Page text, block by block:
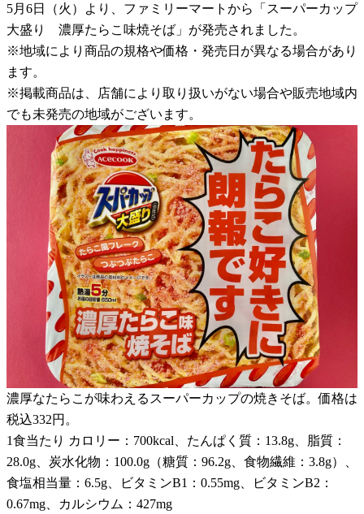
5月6日（火）より、ファミリーマートから「スーパーカップ
大盛り 濃厚たらこ味焼そば」が発売されました。
※地域により商品の規格や価格・発売日が異なる場合があり
ます。
※掲載商品は、店舗により取り扱いがない場合や販売地域内
でも未発売の地域がございます。
濃厚なたらこが味わえるスーパーカップの焼きそば。価格は
税込332円。
1食当たり カロリー：700kcal、たんぱく質：13.8g、脂質：
28.0g、炭水化物：100.0g（糖質：96.2g、食物繊維：3.8g）、
食塩相当量：6.5g、ビタミンB1：0.55mg、ビタミンB2：
0.67mg、カルシウム：427mg